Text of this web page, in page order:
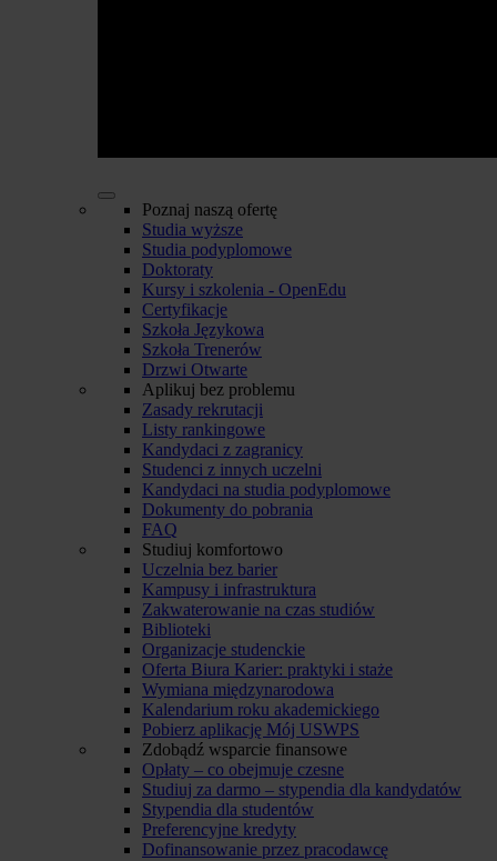
Poznaj naszą ofertę
Studia wyższe
Studia podyplomowe
Doktoraty
Kursy i szkolenia - OpenEdu
Certyfikacje
Szkoła Językowa
Szkoła Trenerów
Drzwi Otwarte
Aplikuj bez problemu
Zasady rekrutacji
Listy rankingowe
Kandydaci z zagranicy
Studenci z innych uczelni
Kandydaci na studia podyplomowe
Dokumenty do pobrania
FAQ
Studiuj komfortowo
Uczelnia bez barier
Kampusy i infrastruktura
Zakwaterowanie na czas studiów
Biblioteki
Organizacje studenckie
Oferta Biura Karier: praktyki i staże
Wymiana międzynarodowa
Kalendarium roku akademickiego
Pobierz aplikację Mój USWPS
Zdobądź wsparcie finansowe
Opłaty – co obejmuje czesne
Studiuj za darmo – stypendia dla kandydatów
Stypendia dla studentów
Preferencyjne kredyty
Dofinansowanie przez pracodawcę